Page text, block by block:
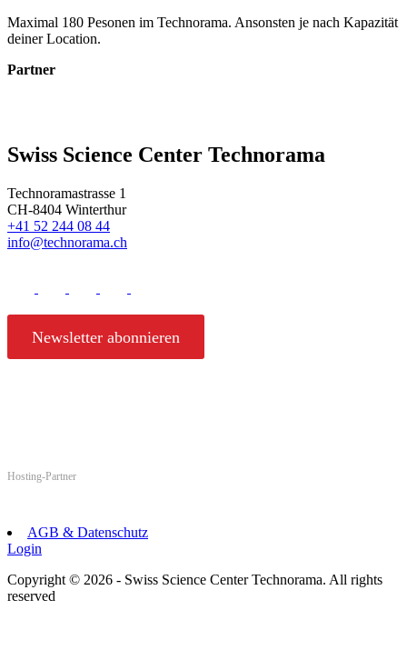
Maximal 180 Pesonen im Technorama. Ansonsten je nach Kapazität
deiner Location.
Partner
Swiss Science Center Technorama
Technoramastrasse 1
CH-8404 Winterthur
+41 52 244 08 44
info@technorama.ch
Newsletter abonnieren
Hosting-Partner
AGB & Datenschutz
Login
Copyright © 2026 - Swiss Science Center Technorama. All rights
reserved